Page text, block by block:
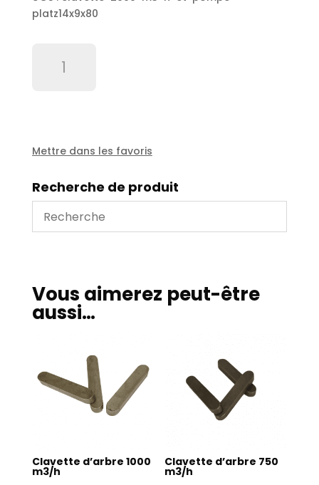
platz14x9x80
pompe
Mettre dans les favoris
Recherche de produit
Vous aimerez peut-être
aussi…
Clavette d’arbre 1000
m3/h
Clavette d’arbre 750
m3/h